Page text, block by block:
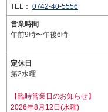
TEL： 0742-40-5556
営業時間
午前9時〜午後6時
定休日
第2水曜
【臨時営業日のお知らせ】
2026年8月12日(水曜)